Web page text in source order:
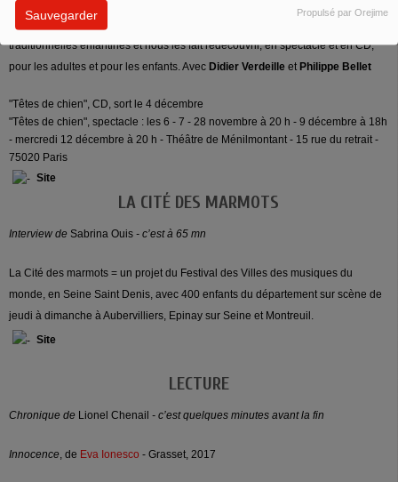
Sauvegarder Propulsé par Orejime
L’ensemble vocal Têtes de chien revisite à sa façon les chansons
traditionnelles enfantines et nous les fait redécouvrir, en spectacle et en CD,
pour les adultes et pour les enfants. Avec Didier Verdeille et Philippe Bellet
"Têtes de chien", CD, sort le 4 décembre
"Têtes de chien", spectacle : les 6 - 7 - 28 novembre à 20 h - 9 décembre à 18h
- mercredi 12 décembre à 20 h - Théâtre de Ménilmontant - 15 rue du retrait -
75020 Paris
Site
LA CITÉ DES MARMOTS
Interview de Sabrina Ouis - c’est à 65 mn
La Cité des marmots = un projet du Festival des Villes des musiques du
monde, en Seine Saint Denis, avec 400 enfants du département sur scène de
jeudi à dimanche à Aubervilliers, Epinay sur Seine et Montreuil.
Site
LECTURE
Chronique de Lionel Chenail - c’est quelques minutes avant la fin
Innocence , de Eva Ionesco - Grasset, 2017